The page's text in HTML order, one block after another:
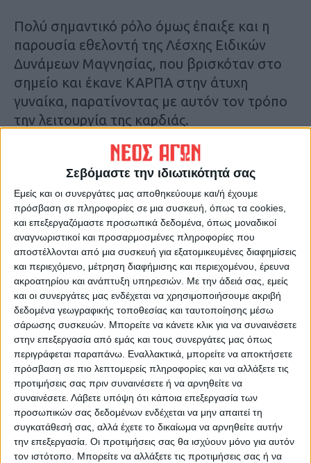
Σεβόμαστε την ιδιωτικότητά σας
Εμείς και οι συνεργάτες μας αποθηκεύουμε και/ή έχουμε
πρόσβαση σε πληροφορίες σε μια συσκευή, όπως τα cookies,
και επεξεργαζόμαστε προσωπικά δεδομένα, όπως μοναδικοί
αναγνωριστικοί και προσαρμοσμένες πληροφορίες που
αποστέλλονται από μια συσκευή για εξατομικευμένες διαφημίσεις
και περιεχόμενο, μέτρηση διαφήμισης και περιεχομένου, έρευνα
ακροατηρίου και ανάπτυξη υπηρεσιών. Με την άδειά σας, εμείς
και οι συνεργάτες μας ενδέχεται να χρησιμοποιήσουμε ακριβή
δεδομένα γεωγραφικής τοποθεσίας και ταυτοποίησης μέσω
σάρωσης συσκευών. Μπορείτε να κάνετε κλικ για να συναινέσετε
στην επεξεργασία από εμάς και τους συνεργάτες μας όπως
περιγράφεται παραπάνω. Εναλλακτικά, μπορείτε να αποκτήσετε
πρόσβαση σε πιο λεπτομερείς πληροφορίες και να αλλάξετε τις
προτιμήσεις σας πριν συναινέσετε ή να αρνηθείτε να
συναινέσετε. Λάβετε υπόψη ότι κάποια επεξεργασία των
προσωπικών σας δεδομένων ενδέχεται να μην απαιτεί τη
συγκατάθεσή σας, αλλά έχετε το δικαίωμα να αρνηθείτε αυτήν
την επεξεργασία. Οι προτιμήσεις σας θα ισχύουν μόνο για αυτόν
τον ιστότοπο. Μπορείτε να αλλάξετε τις προτιμήσεις σας ή να
Πολύ σημαντικό ρόλο όμως έπαιξε και η
παρουσία εθελοντή της Λέσχης Ειδικών
Δυνάμεων Μαγνησίας, που βρισκόταν στο
σημείο και έκανε ΚΑΡΠΑ στην άτυχη
γυναίκα, παρατίνοντας με αυτόν τον τρόπο
την λειτουργία της καρδιάς.
Οι γιατροί στο «Αχιλλοπούλειο» έδωσαν
μάχη για 20 λεπτά, ώστε να επαναφέρουν
την νεαρή κοπέλα, στη ζωή.
Σύμφωνα με την ίδια πηγή, η νεαρή έχει
ιστορικό και συγκεκριμένα έχει
διεγνωσμένο καρδιολογικό πρόβλημα,
φορούσε βηματοδότη και είχε υποστεί
ανακοπή καρδιάς.
Τελευταίες Ειδήσεις Σήμερα
Ακολούθησε την εφημερίδα ΝΕΟΣ
ΑΓΩΝ στο Google News!
Όλες οι εξελίξεις στην περιοχή της
Καρδίτσας και ευρύτερα της Θεσσαλίας